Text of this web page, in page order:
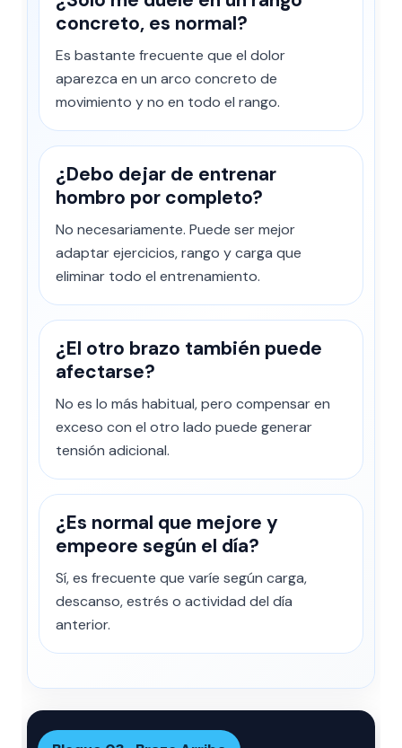
concreto, es normal?
Es bastante frecuente que el dolor
aparezca en un arco concreto de
movimiento y no en todo el rango.
¿Debo dejar de entrenar
hombro por completo?
No necesariamente. Puede ser mejor
adaptar ejercicios, rango y carga que
eliminar todo el entrenamiento.
¿El otro brazo también puede
afectarse?
No es lo más habitual, pero compensar en
exceso con el otro lado puede generar
tensión adicional.
¿Es normal que mejore y
empeore según el día?
Sí, es frecuente que varíe según carga,
descanso, estrés o actividad del día
anterior.